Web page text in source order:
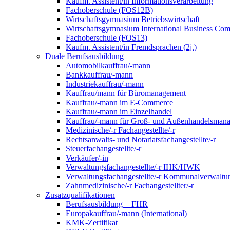
Fachoberschule (FOS12B)
Wirtschaftsgymnasium Betriebswirtschaft
Wirtschaftsgymnasium International Business
Fachoberschule (FOS13)
Kaufm. Assistent/in Fremdsprachen (2j.)
Duale Berufsausbildung
Automobilkauffrau/-mann
Bankkauffrau/-mann
Industriekauffrau/-mann
Kauffrau/mann für Büromanagement
Kauffrau/-mann im E-Commerce
Kauffrau/-mann im Einzelhandel
Kauffrau/-mann für Groß- und
Medizinische/-r Fachangestellte/-r
Rechtsanwalts- und Notariatsfachangestellte/-r
Steuerfachangestellte/-r
Verkäufer/-in
Verwaltungs­fach­angestellte/-r IHK/HWK
Verwaltungsfach­angestellte/-r
Zahnmedizinische/-r Fachangestellter/-r
Zusatzqualifikationen
Berufsausbildung + FHR
Europakauffrau/-mann (International)
KMK-Zertifikat